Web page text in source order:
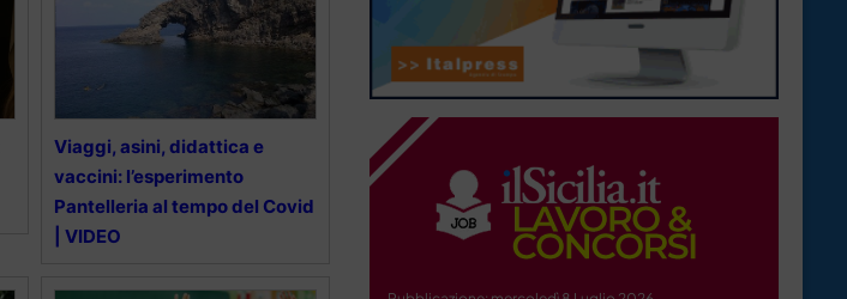
Viaggi, asini, didattica e
vaccini: l’esperimento
Pantelleria al tempo del Covid
| VIDEO